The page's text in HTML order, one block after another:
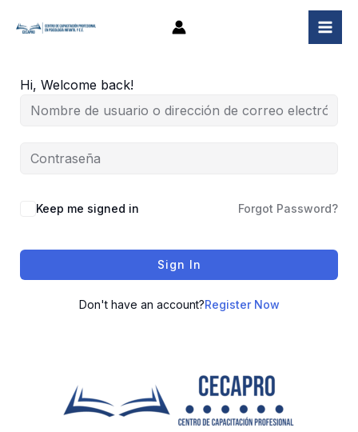
Hi, Welcome back!
Keep me signed in Forgot Password?
Sign In
Don't have an account?Register Now